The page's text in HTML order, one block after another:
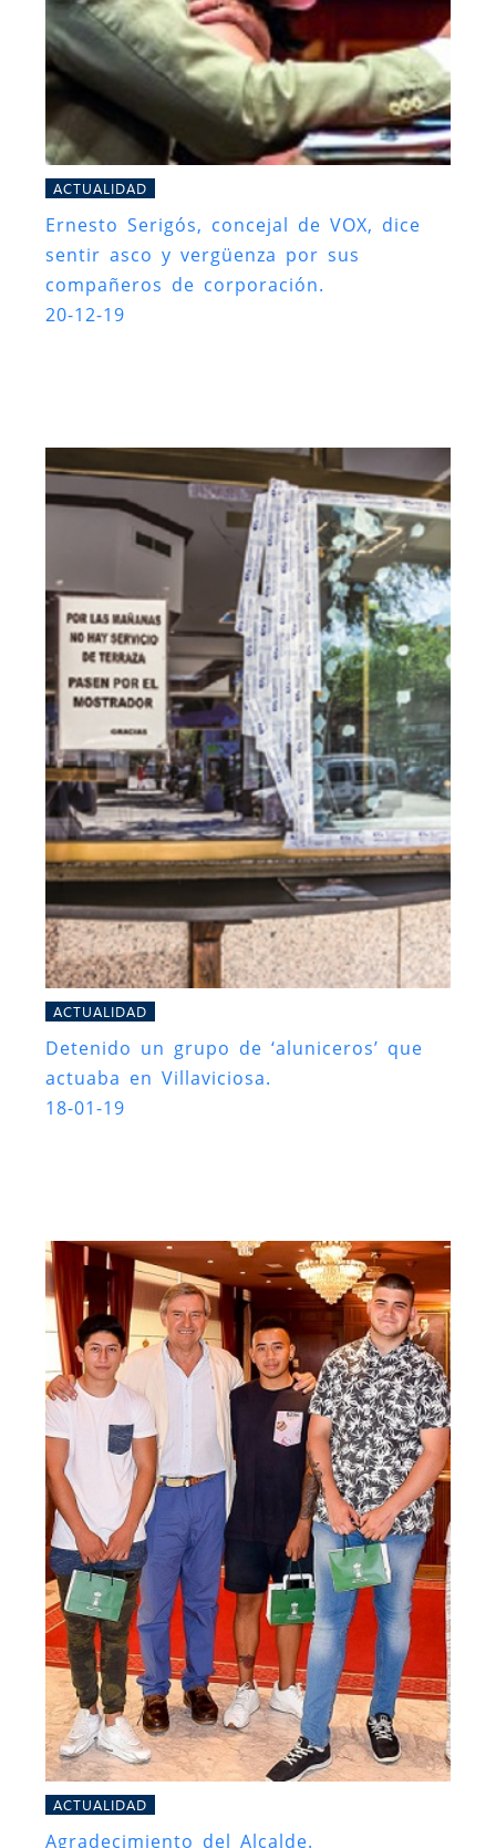
ACTUALIDAD
Ernesto Serigós, concejal de VOX, dice
sentir asco y vergüenza por sus
compañeros de corporación.
20-12-19
ACTUALIDAD
Detenido un grupo de ‘aluniceros’ que
actuaba en Villaviciosa.
18-01-19
ACTUALIDAD
Agradecimiento del Alcalde.